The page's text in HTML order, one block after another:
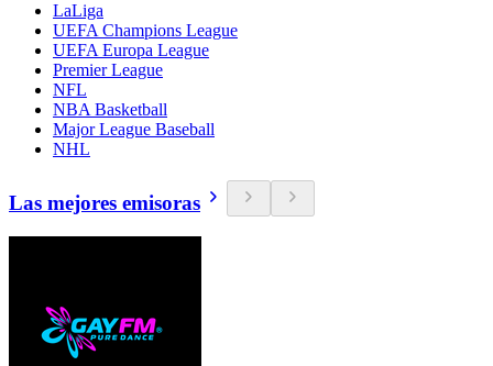
LaLiga
UEFA Champions League
UEFA Europa League
Premier League
NFL
NBA Basketball
Major League Baseball
NHL
Las mejores emisoras